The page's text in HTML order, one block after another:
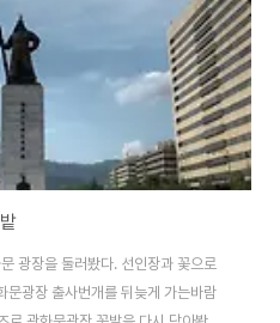
광장을 둘러봤다. 선인장과 꽃으로
광장 출사번개를 뒤늦게 가는바람